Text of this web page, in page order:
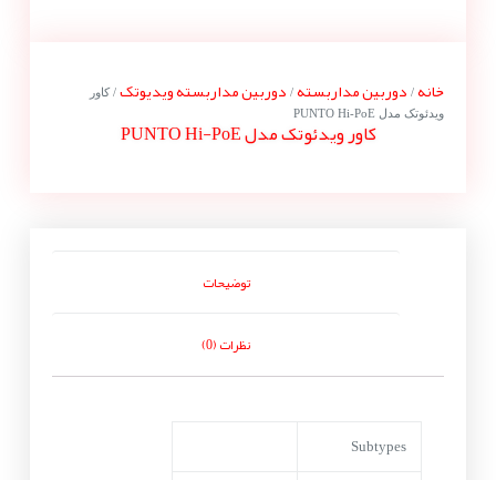
خانه/ دوربین مداربسته/ دوربین مداربسته ویدیوتک/ کاور
ویدئوتک مدل PUNTO Hi-PoE
کاور ویدئوتک مدل PUNTO Hi-PoE
توضیحات
نظرات (0)
Subtypes